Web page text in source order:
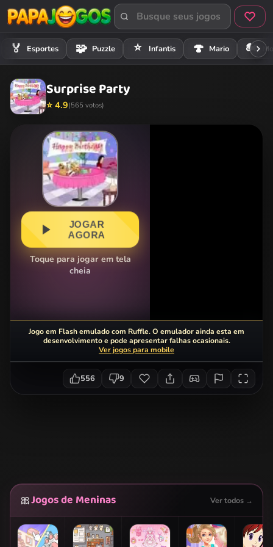
🏅 Esportes 🧩 Puzzle ⭐ Infantis 🍄 Mario 🏍️
Surprise Party
⭐ 4.9(565 votos)
JOGAR
AGORA
Toque para jogar em tela
cheia
Jogo em Flash emulado com Ruffle. O emulador ainda esta em
desenvolvimento e pode apresentar falhas ocasionais.
Ver jogos para mobile
556 9
🎀Jogos de Meninas Ver todos →